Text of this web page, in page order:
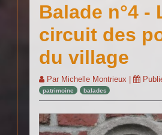
Balade n°4 -
circuit des
du village
Par Michelle Montrieux |
patrimoine balades